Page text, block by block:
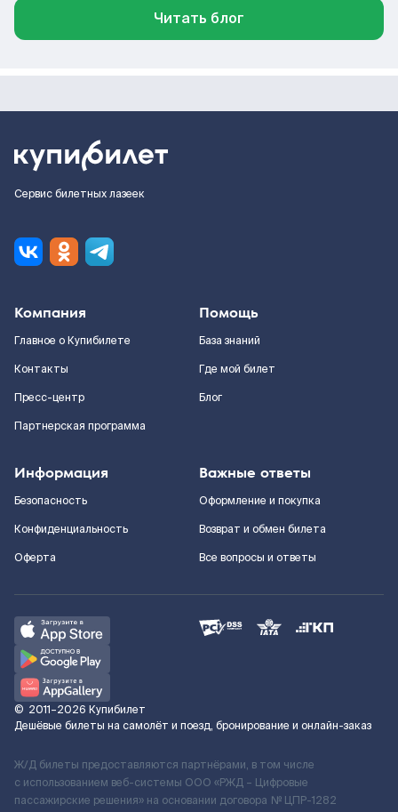
Читать блог
Сервис билетных лазеек
Компания
Главное о Купибилете
Контакты
Пресс-центр
Партнерская программа
Помощь
База знаний
Где мой билет
Блог
Информация
Безопасность
Конфиденциальность
Оферта
Важные ответы
Оформление и покупка
Возврат и обмен билета
Все вопросы и ответы
© 2011–2026 Купибилет
Дешёвые билеты на самолёт и поезд, бронирование и онлайн-заказ
Ж/Д билеты предоставляются партнёрами, в том числе
с использованием веб-системы ООО «РЖД – Цифровые
пассажирские решения» на основании договора № ЦПР-1282